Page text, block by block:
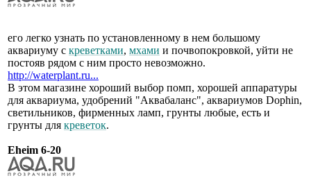
его легко узнать по установленному в нем большому
аквариуму с креветками, мхами и почвопокровкой, уйти не
постояв рядом с ним просто невозможно.
http://waterplant.ru...
В этом магазине хороший выбор помп, хорошей аппаратуры
для аквариума, удобрений "Аквабаланс", аквариумов Dophin,
светильников, фирменных ламп, грунты любые, есть и
грунты для креветок.
Eheim 6-20